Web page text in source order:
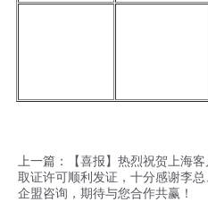
上一篇：
【喜报】热烈祝贺上海
取证许可顺利发证，十分感谢李
企盟咨询，期待与您合作共赢！